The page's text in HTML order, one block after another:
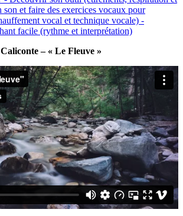
Caliconte – « Le Fleuve »